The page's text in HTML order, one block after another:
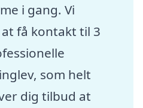
i gang. Vi
få kontakt til 3
som helt
dig tilbud at